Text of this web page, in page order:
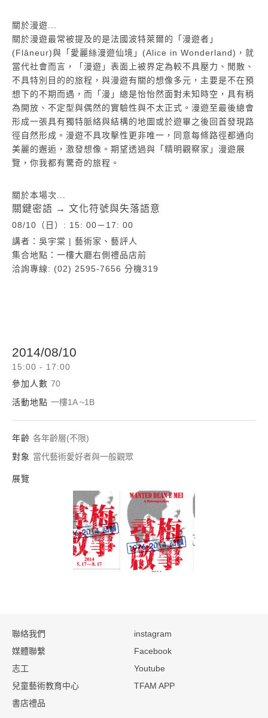
關於漫遊...
關於漫遊最常被提及的是法國波特萊爾的「漫遊者」
(Flâneur)與「愛麗絲漫遊仙境」(Alice in Wonderland)，就
當代社會而言，「漫遊」表面上被界定為較不具壓力、閒散、
不具特別目的的旅程，與漫遊有關的想像多元，主要是不在預
想下的不期而遇，而「漫」總是怡怡然面對未知時空，具有稍
為開放、不定型與偶然的實驗性與不太正式。漫遊至最後總會
形成一張具有獨特脈絡與結構的地圖或於遊畢之後回首發現路
徑自然形成。漫遊不具攻擊性更非唯一，同意每條路徑都通向
美麗的邂逅，激發想像。期望透過與「精明觀察家」漫遊展
覽，你我都有驚奇的旅程。
關於本場次...
關鍵密語 → 文化符號與失落語意
08/10（日）: 15: 00－17: 00
講者：吳宇棠 | 藝術家、藝評人
集合地點：一樓大廳右側禮品店前
洽詢專線: (02) 2595-7656 分機319
2014/08/10
15:00 - 17:00
參加人數 70
活動地點 一樓1A ~1B
年齡 各年齡層(不限)
對象 當代藝術愛好者與一般觀眾
展覽
尋梅啟事：1976-
聯絡我們
媒體聯繫
志工
兒童藝術教育中心
書店禮品
instagram
Facebook
Youtube
TFAM APP